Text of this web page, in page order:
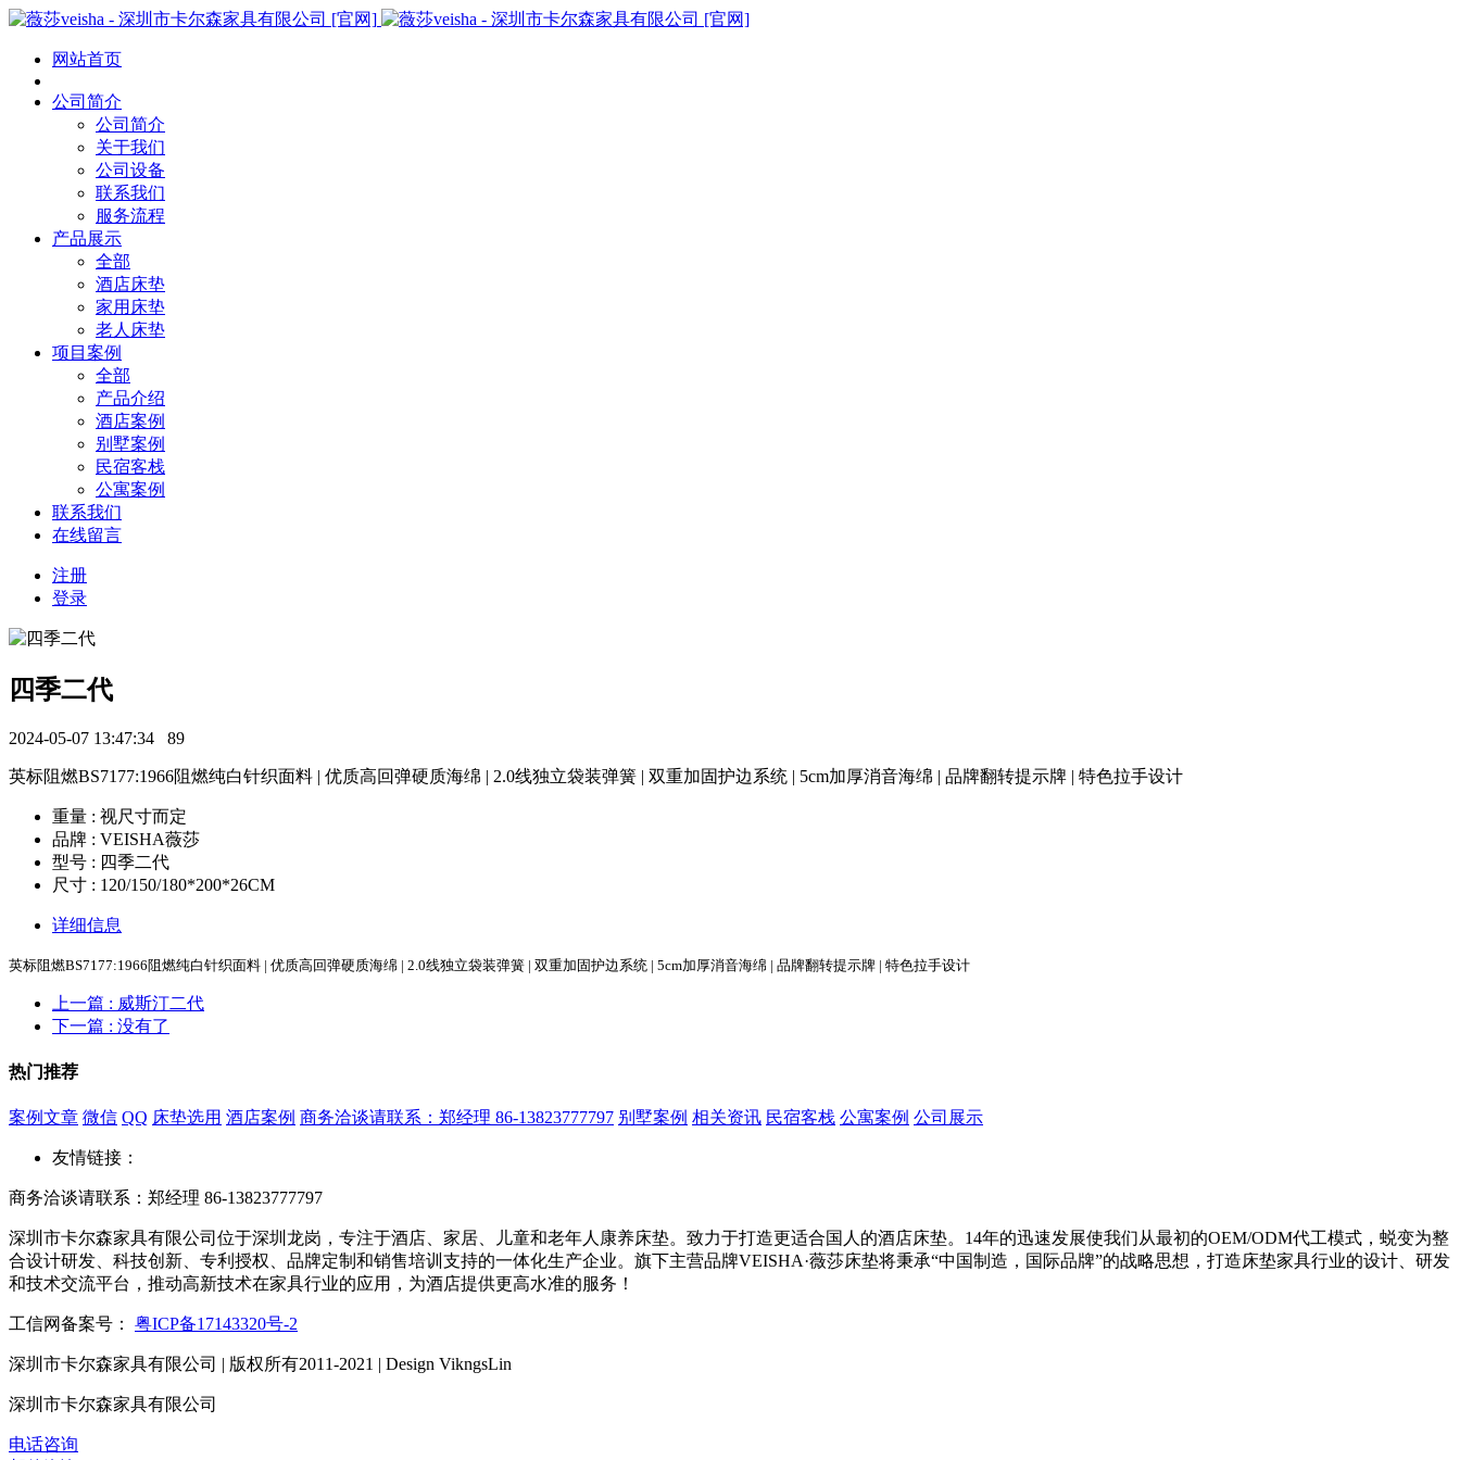
网站首页
公司简介
公司简介
关于我们
公司设备
联系我们
服务流程
产品展示
全部
酒店床垫
家用床垫
老人床垫
项目案例
全部
产品介绍
酒店案例
别墅案例
民宿客栈
公寓案例
联系我们
在线留言
注册
登录
四季二代
2024-05-07 13:47:34 89
英标阻燃BS7177:1966阻燃纯白针织面料 | 优质高回弹硬质海绵 | 2.0线独立袋装弹簧 | 双重加固护边系统 | 5cm加厚消音海绵 | 品牌翻转提示牌 | 特色拉手设计
重量 : 视尺寸而定
品牌 : VEISHA薇莎
型号 : 四季二代
尺寸 : 120/150/180*200*26CM
详细信息
英标阻燃BS7177:1966阻燃纯白针织面料 | 优质高回弹硬质海绵 | 2.0线独立袋装弹簧 | 双重加固护边系统 | 5cm加厚消音海绵 | 品牌翻转提示牌 | 特色拉手设计
上一篇 : 威斯汀二代
下一篇 : 没有了
热门推荐
案例文章 微信 QQ 床垫选用 酒店案例 商务洽谈请联系：郑经理 86-13823777797 别墅案例 相关资讯 民宿客栈 公寓案例 公司展示
友情链接：
商务洽谈请联系：郑经理 86-13823777797
深圳市卡尔森家具有限公司位于深圳龙岗，专注于酒店、家居、儿童和老年人康养床垫。致力于打造更适合国人的酒店床垫。14年的迅速发展使我们从最初的OEM/ODM代工模式，蜕变为整
合设计研发、科技创新、专利授权、品牌定制和销售培训支持的一体化生产企业。旗下主营品牌VEISHA·薇莎床垫将秉承“中国制造，国际品牌”的战略思想，打造床垫家具行业的设计、研发
和技术交流平台，推动高新技术在家具行业的应用，为酒店提供更高水准的服务！
工信网备案号： 粤ICP备17143320号-2
深圳市卡尔森家具有限公司 | 版权所有2011-2021 | Design VikngsLin
深圳市卡尔森家具有限公司
电话咨询